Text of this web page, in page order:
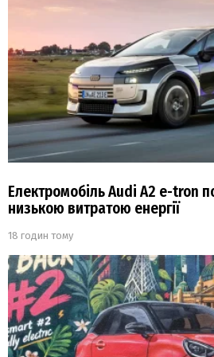
Електромобіль Audi A2 e-tron
низькою витратою енергії
18 годин тому